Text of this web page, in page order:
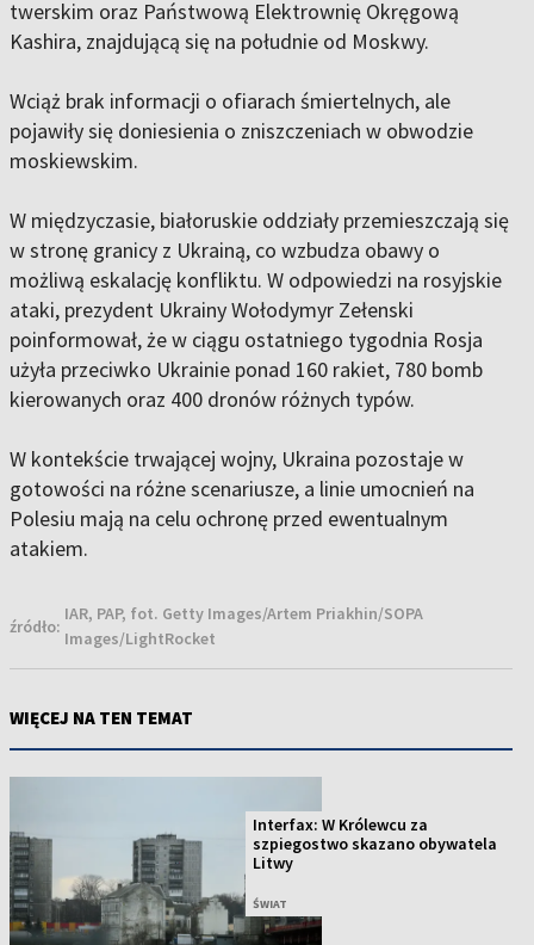
twerskim oraz Państwową Elektrownię Okręgową
Kashira, znajdującą się na południe od Moskwy.
Wciąż brak informacji o ofiarach śmiertelnych, ale
pojawiły się doniesienia o zniszczeniach w obwodzie
moskiewskim.
W międzyczasie, białoruskie oddziały przemieszczają się
w stronę granicy z Ukrainą, co wzbudza obawy o
możliwą eskalację konfliktu. W odpowiedzi na rosyjskie
ataki, prezydent Ukrainy Wołodymyr Zełenski
poinformował, że w ciągu ostatniego tygodnia Rosja
użyła przeciwko Ukrainie ponad 160 rakiet, 780 bomb
kierowanych oraz 400 dronów różnych typów.
W kontekście trwającej wojny, Ukraina pozostaje w
gotowości na różne scenariusze, a linie umocnień na
Polesiu mają na celu ochronę przed ewentualnym
atakiem.
źródło:
IAR, PAP, fot. Getty Images/Artem Priakhin/SOPA
Images/LightRocket
WIĘCEJ NA TEN TEMAT
Interfax: W Królewcu za
szpiegostwo skazano obywatela
Litwy
ŚWIAT